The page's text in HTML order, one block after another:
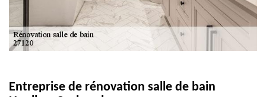
Entreprise de rénovation salle de bain